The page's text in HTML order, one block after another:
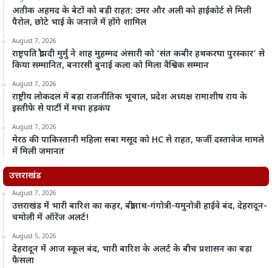
अतीक अहमद के बेटों को बड़ी राहत: उमर और अली को हाईकोर्ट से मिली
पैरोल, छोटे भाई के जनाजे में होंगे शामिल
August 7, 2026
राष्ट्रपति द्रौपदी मुर्मु ने शाह मुहम्मद अंसारी को ‘संत कबीर हथकरघा पुरस्कार’ से
किया सम्मानित, बनारसी बुनाई कला को मिला वैश्विक सम्मान
August 7, 2026
राष्ट्रीय लोकदल में बड़ा राजनीतिक भूचाल, प्रदेश अध्यक्ष रामाशीष राय के
इस्तीफे से पार्टी में मचा हड़कंप
August 7, 2026
मेरठ की पाकिस्तानी महिला सबा मसूद को HC से राहत, फर्जी दस्तावेज मामले
में मिली जमानत
उत्तराखंड
August 7, 2026
उत्तराखंड में भारी बारिश का कहर, बद्रीनाथ-गंगोत्री-यमुनोत्री हाईवे बंद, देहरादून-
चमोली में ऑरेंज अलर्ट!
August 5, 2026
देहरादून में आज स्कूल बंद, भारी बारिश के अलर्ट के बीच प्रशासन का बड़ा
फैसला